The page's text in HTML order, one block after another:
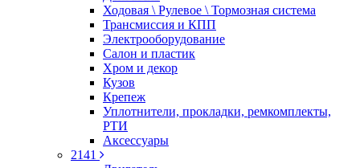
Ходовая \ Рулевое \ Тормозная система
Трансмиссия и КПП
Электрооборудование
Салон и пластик
Хром и декор
Кузов
Крепеж
Уплотнители, прокладки, ремкомплекты,
РТИ
Аксессуары
2141